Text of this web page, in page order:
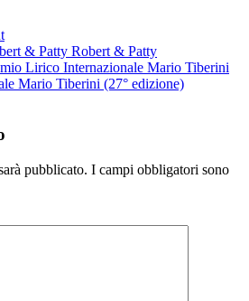
Robert & Patty
Mario Tiberini (27° edizione)
pubblicato. I campi obbligatori sono